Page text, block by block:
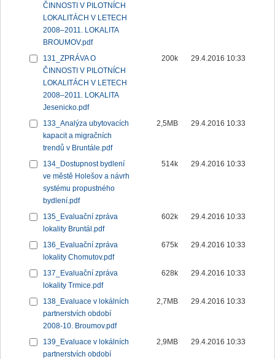
ČINNOSTI V PILOTNÍCH
LOKALITÁCH V LETECH
2008–2011. LOKALITA
BROUMOV.pdf
131_ZPRÁVA O
ČINNOSTI V PILOTNÍCH
LOKALITÁCH V LETECH
2008–2011. LOKALITA
Jesenicko.pdf
200k 29.4.2016 10:33
133_Analýza ubytovacích
kapacit a migračních
trendů v Bruntále.pdf
2,5MB 29.4.2016 10:33
134_Dostupnost bydlení
ve městě Holešov a návrh
systému propustného
bydlení.pdf
514k 29.4.2016 10:33
135_Evaluační zpráva
lokality Bruntál.pdf
602k 29.4.2016 10:33
136_Evaluační zpráva
lokality Chomutov.pdf
675k 29.4.2016 10:33
137_Evaluační zpráva
lokality Trmice.pdf
628k 29.4.2016 10:33
138_Evaluace v lokálních
partnerstvích období
2008-10. Broumov.pdf
2,7MB 29.4.2016 10:33
139_Evaluace v lokálních
partnerstvích období
2,9MB 29.4.2016 10:33